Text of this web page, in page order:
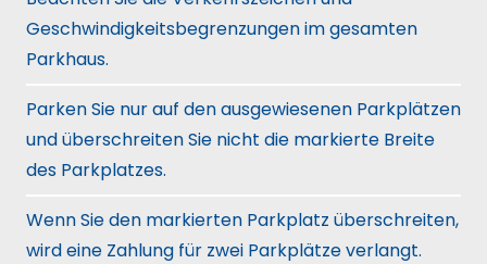
Geschwindigkeitsbegrenzungen im gesamten
Parkhaus.
Parken Sie nur auf den ausgewiesenen Parkplätzen
und überschreiten Sie nicht die markierte Breite
des Parkplatzes.
Wenn Sie den markierten Parkplatz überschreiten,
wird eine Zahlung für zwei Parkplätze verlangt.